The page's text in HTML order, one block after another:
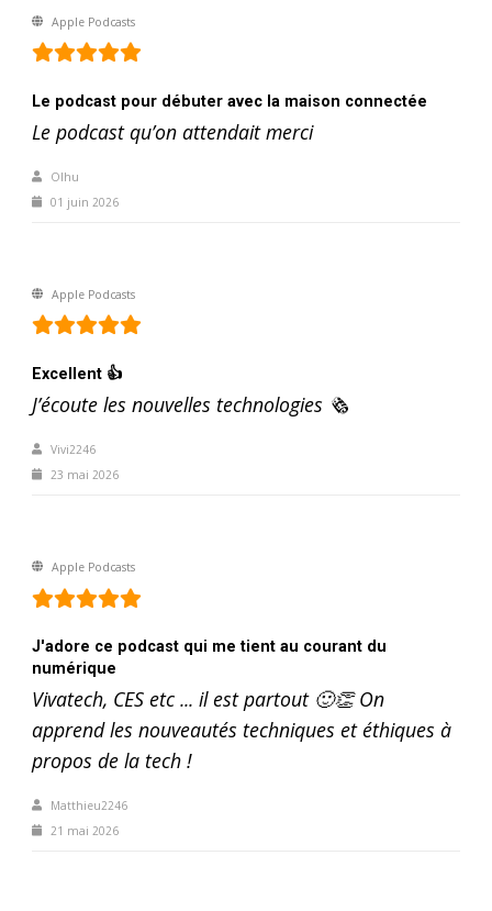
Apple Podcasts
Le podcast pour débuter avec la maison connectée
Le podcast qu’on attendait merci
Olhu
01 juin 2026
Apple Podcasts
Excellent 👍
J’écoute les nouvelles technologies 🗞️
Vivi2246
23 mai 2026
Apple Podcasts
J'adore ce podcast qui me tient au courant du
numérique
Vivatech, CES etc ... il est partout 🙂👏 On
apprend les nouveautés techniques et éthiques à
propos de la tech !
Matthieu2246
21 mai 2026